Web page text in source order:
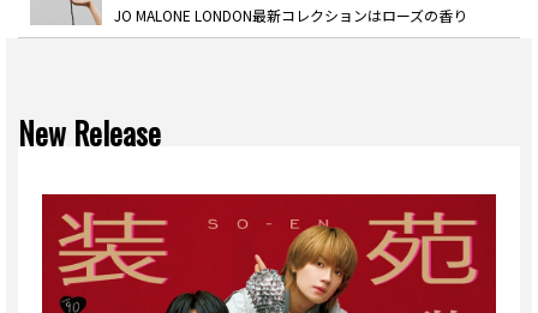
JO MALONE LONDON最新コレクションはローズの香り
New Release